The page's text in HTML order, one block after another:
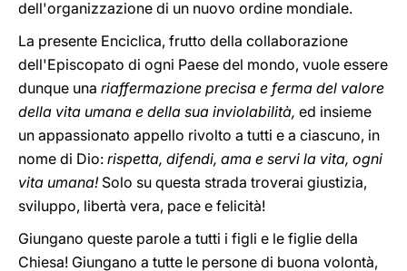
dell'organizzazione di un nuovo ordine mondiale.
La presente Enciclica, frutto della collaborazione
dell'Episcopato di ogni Paese del mondo, vuole essere
dunque una riaffermazione precisa e ferma del valore
della vita umana e della sua inviolabilità, ed insieme
un appassionato appello rivolto a tutti e a ciascuno, in
nome di Dio: rispetta, difendi, ama e servi la vita, ogni
vita umana! Solo su questa strada troverai giustizia,
sviluppo, libertà vera, pace e felicità!
Giungano queste parole a tutti i figli e le figlie della
Chiesa! Giungano a tutte le persone di buona volontà,